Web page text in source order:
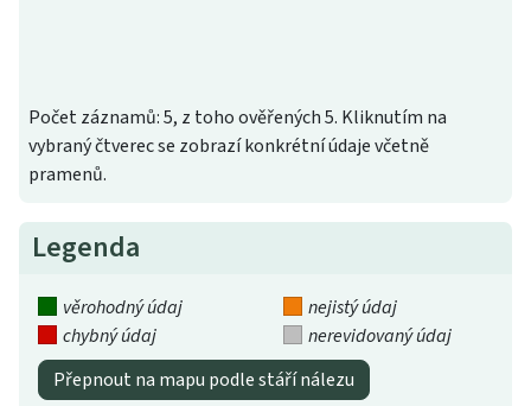
Počet záznamů: 5, z toho ověřených 5. Kliknutím na
vybraný čtverec se zobrazí konkrétní údaje včetně
pramenů.
Legenda
věrohodný údaj
nejistý údaj
chybný údaj
nerevidovaný údaj
Přepnout na mapu podle stáří nálezu